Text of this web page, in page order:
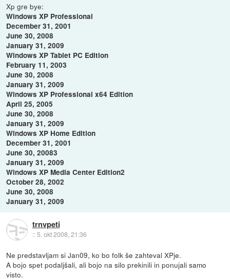
Xp gre bye:
Windows XP Professional
December 31, 2001
June 30, 2008
January 31, 2009
Windows XP Tablet PC Edition
February 11, 2003
June 30, 2008
January 31, 2009
Windows XP Professional x64 Edition
April 25, 2005
June 30, 2008
January 31, 2009
Windows XP Home Edition
December 31, 2001
June 30, 20083
January 31, 2009
Windows XP Media Center Edition2
October 28, 2002
June 30, 2008
January 31, 2009
trnvpeti
::5. okt 2008, 21:36
Ne predstavljam si Jan09, ko bo folk še zahteval XPje.
A bojo spet podaljšali, ali bojo na silo prekinili in ponujali samo
visto.